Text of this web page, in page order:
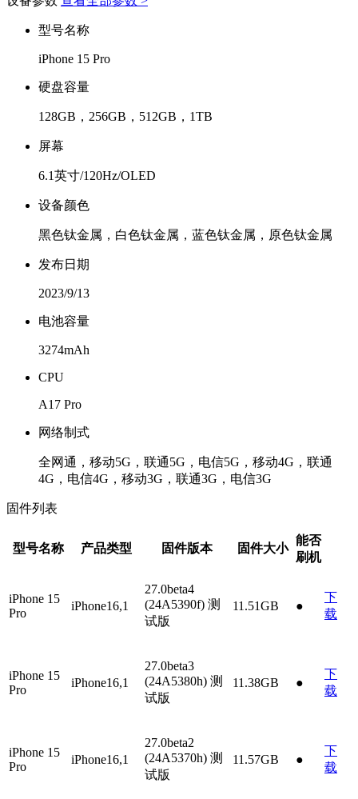
型号名称
iPhone 15 Pro
硬盘容量
128GB，256GB，512GB，1TB
屏幕
6.1英寸/120Hz/OLED
设备颜色
黑色钛金属，白色钛金属，蓝色钛金属，原色钛金属
发布日期
2023/9/13
电池容量
3274mAh
CPU
A17 Pro
网络制式
全网通，移动5G，联通5G，电信5G，移动4G，联通
4G，电信4G，移动3G，联通3G，电信3G
固件列表
型号名称 产品类型 固件版本 固件大小
能否
刷机
iPhone 15
Pro
iPhone16,1
27.0beta4
(24A5390f) 测
试版
11.51GB ●
下
载
iPhone 15
Pro
iPhone16,1
27.0beta3
(24A5380h) 测
试版
11.38GB ●
下
载
iPhone 15
Pro
iPhone16,1
27.0beta2
(24A5370h) 测
试版
11.57GB ●
下
载